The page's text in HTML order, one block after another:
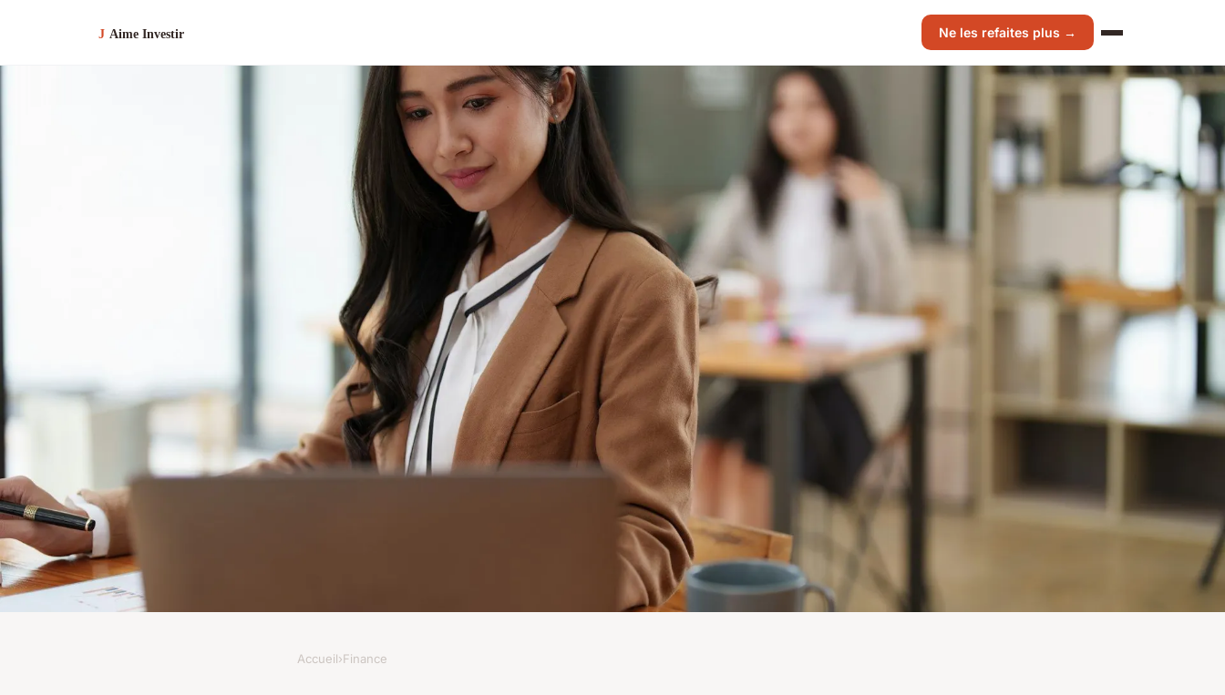
Ne les refaites plus →
Accueil›Finance